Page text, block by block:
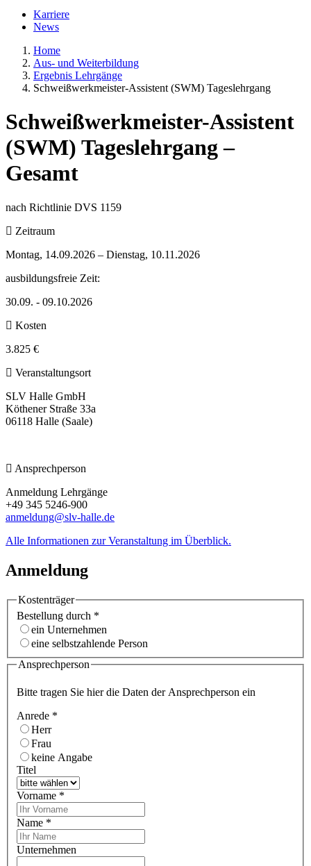
Karriere
News
Home
Aus- und Weiterbildung
Ergebnis Lehrgänge
Schweißwerkmeister-Assistent (SWM) Tageslehrgang
Schweißwerkmeister-Assistent
(SWM) Tageslehrgang –
Gesamt
nach Richtlinie DVS 1159
Zeitraum
Montag, 14.09.2026 – Dienstag, 10.11.2026
ausbildungsfreie Zeit:
30.09. - 09.10.2026
Kosten
3.825 €
Veranstaltungsort
SLV Halle GmbH
Köthener Straße 33a
06118 Halle (Saale)
Ansprechperson
Anmeldung Lehrgänge
+49 345 5246-900
anmeldung@slv-halle.de
Alle Informationen zur Veranstaltung im Überblick.
Anmeldung
Kostenträger
Bestellung durch *
ein Unternehmen
eine selbstzahlende Person
Ansprechperson
Bitte tragen Sie hier die Daten der Ansprechperson ein
Anrede *
Herr
Frau
keine Angabe
Titel
Vorname *
Name *
Unternehmen